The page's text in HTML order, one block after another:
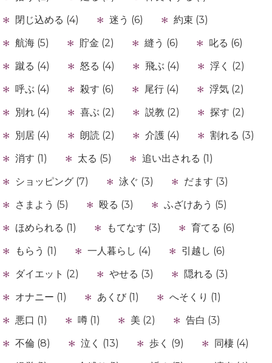
閉じ込める (4)
迷う (6)
約束 (3)
航海 (5)
貯金 (2) 縫う (6)
叱る (6)
蹴る (4)
怒る (4) 飛ぶ (4)
浮く (2)
呼ぶ (4)
殺す (6) 尾行 (4)
浮気 (2)
別れ (4)
喜ぶ (2) 説教 (2)
探す (2)
別居 (4)
朗読 (2) 介護 (4)
割れる (3)
消す (1)
太る (5)
追い出される (1)
ショッピング (7)
泳ぐ (3)
だます (3)
さまよう (5)
殴る (3)
ふざけあう (5)
ほめられる (1)
もてなす (3)
育てる (6)
もらう (1)
一人暮らし (4)
引越し (6)
ダイエット (2)
やせる (3)
隠れる (3)
オナニー (1)
あくび (1)
へそくり (1)
悪口 (1)
噂 (1) 美 (2)
告白 (3)
不倫 (8)
泣く (13) 歩く (9)
同棲 (4)